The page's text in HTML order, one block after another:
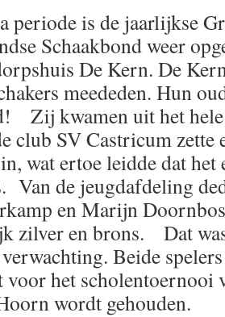
periode is de jaarlijkse
Schaakbond weer
De Kern. De
meededen. Hun
Zij kwamen uit het
club SV Castricum zette
wat ertoe leidde dat het
Van de jeugdafdeling
en Marijn
zilver en brons. Dat
Beide
voor het scholentoernooi
wordt gehouden.